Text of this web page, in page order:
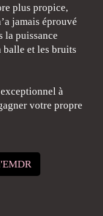
plus propice,
jamais éprouvé
la puissance
balle et les bruits
à
votre propre